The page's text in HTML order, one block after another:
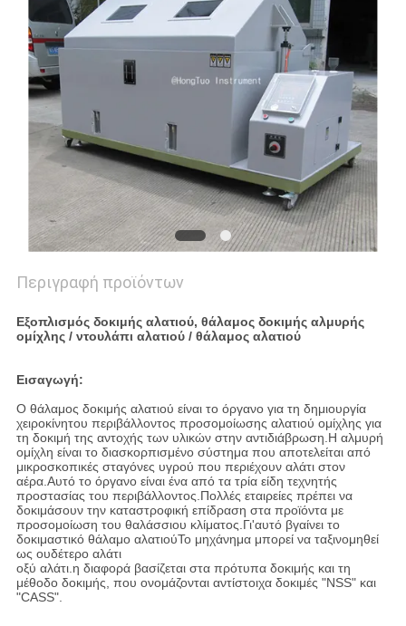
Περιγραφή προϊόντων
Εξοπλισμός δοκιμής αλατιού, θάλαμος δοκιμής αλμυρής
ομίχλης / ντουλάπι αλατιού / θάλαμος αλατιού
Εισαγωγή:
Ο θάλαμος δοκιμής αλατιού είναι το όργανο για τη δημιουργία
χειροκίνητου περιβάλλοντος προσομοίωσης αλατιού ομίχλης για
τη δοκιμή της αντοχής των υλικών στην αντιδιάβρωση.Η αλμυρή
ομίχλη είναι το διασκορπισμένο σύστημα που αποτελείται από
μικροσκοπικές σταγόνες υγρού που περιέχουν αλάτι στον
αέρα.Αυτό το όργανο είναι ένα από τα τρία είδη τεχνητής
προστασίας του περιβάλλοντος.Πολλές εταιρείες πρέπει να
δοκιμάσουν την καταστροφική επίδραση στα προϊόντα με
προσομοίωση του θαλάσσιου κλίματος.Γι'αυτό βγαίνει το
δοκιμαστικό θάλαμο αλατιούΤο μηχάνημα μπορεί να ταξινομηθεί
ως ουδέτερο αλάτι
οξύ αλάτι.η διαφορά βασίζεται στα πρότυπα δοκιμής και τη
μέθοδο δοκιμής, που ονομάζονται αντίστοιχα δοκιμές "NSS" και
"CASS".